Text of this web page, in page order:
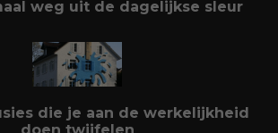
weg uit de dagelijkse sleur
die je aan de werkelijkheid